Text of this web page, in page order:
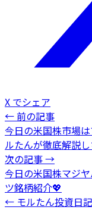
X でシェア
← 前の記事
今日の米国株市場
ルたんが徹底解説
次の記事 →
今日の米国株マジ
ツ銘柄紹介💖
← モルたん投資日